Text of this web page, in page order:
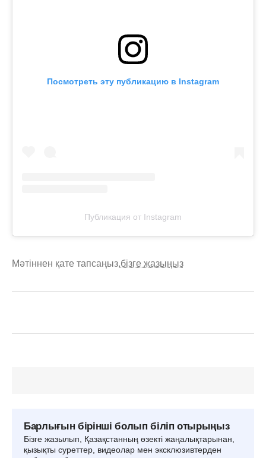
Посмотреть эту публикацию в Instagram
Публикация от Instagram
Мәтіннен қате тапсаңыз,бізге жазыңыз
Барлығын бірінші болып біліп отырыңыз
Бізге жазылып, Қазақстанның өзекті жаңалықтарынан,
қызықты суреттер, видеолар мен эксклюзивтерден